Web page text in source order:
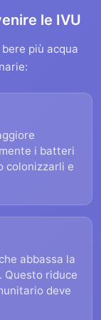
le IVU
più acqua
i batteri
colonizzarli e
abbassa la
riduce
deve